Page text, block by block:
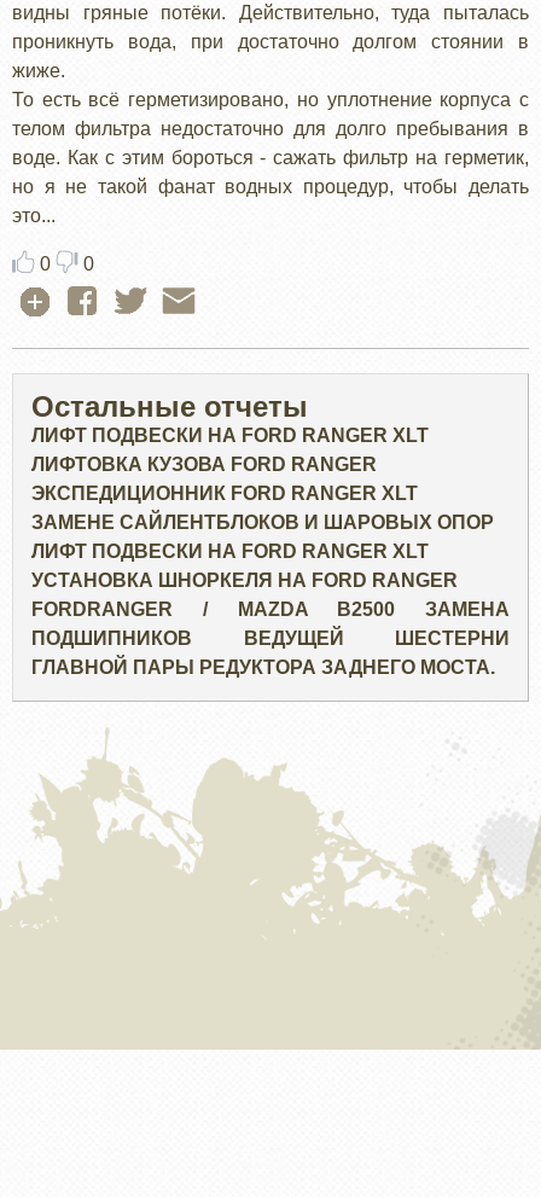
видны гряные потёки. Действительно, туда пыталась
проникнуть вода, при достаточно долгом стоянии в
жиже.
То есть всё герметизировано, но уплотнение корпуса с
телом фильтра недостаточно для долго пребывания в
воде. Как с этим бороться - сажать фильтр на герметик,
но я не такой фанат водных процедур, чтобы делать
это...
0 0
Остальные отчеты
ЛИФТ ПОДВЕСКИ НА FORD RANGER XLT
ЛИФТОВКА КУЗОВА FORD RANGER
ЭКСПЕДИЦИОННИК FORD RANGER XLT
ЗАМЕНЕ САЙЛЕНТБЛОКОВ И ШАРОВЫХ ОПОР
ЛИФТ ПОДВЕСКИ НА FORD RANGER XLT
УСТАНОВКА ШНОРКЕЛЯ НА FORD RANGER
FORDRANGER / MAZDA B2500 ЗАМЕНА
ПОДШИПНИКОВ ВЕДУЩЕЙ ШЕСТЕРНИ
ГЛАВНОЙ ПАРЫ РЕДУКТОРА ЗАДНЕГО МОСТА.